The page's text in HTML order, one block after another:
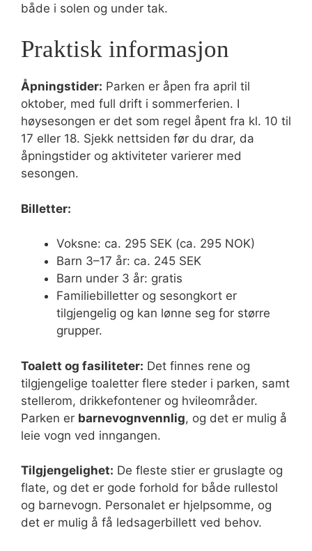
både i solen og under tak.
Praktisk informasjon
Åpningstider: Parken er åpen fra april til
oktober, med full drift i sommerferien. I
høysesongen er det som regel åpent fra kl. 10 til
17 eller 18. Sjekk nettsiden før du drar, da
åpningstider og aktiviteter varierer med
sesongen.
Billetter:
Voksne: ca. 295 SEK (ca. 295 NOK)
Barn 3–17 år: ca. 245 SEK
Barn under 3 år: gratis
Familiebilletter og sesongkort er
tilgjengelig og kan lønne seg for større
grupper.
Toalett og fasiliteter: Det finnes rene og
tilgjengelige toaletter flere steder i parken, samt
stellerom, drikkefontener og hvileområder.
Parken er barnevognvennlig, og det er mulig å
leie vogn ved inngangen.
Tilgjengelighet: De fleste stier er gruslagte og
flate, og det er gode forhold for både rullestol
og barnevogn. Personalet er hjelpsomme, og
det er mulig å få ledsagerbillett ved behov.